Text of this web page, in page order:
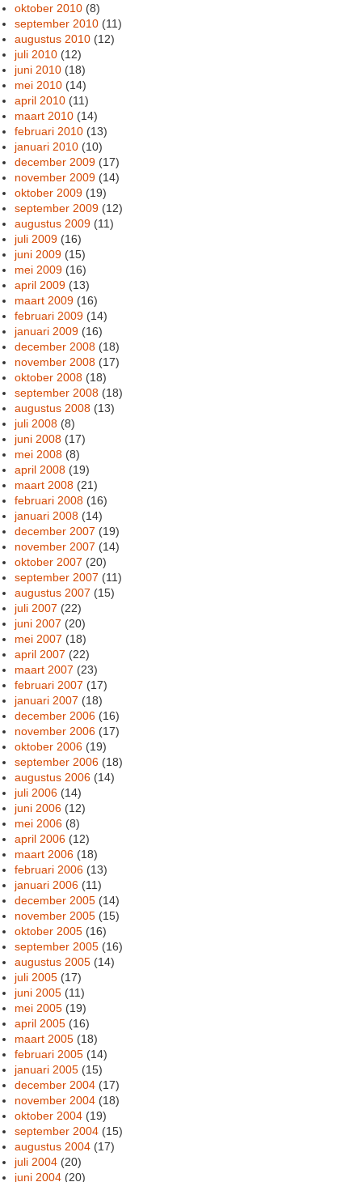
oktober 2010 (8)
september 2010 (11)
augustus 2010 (12)
juli 2010 (12)
juni 2010 (18)
mei 2010 (14)
april 2010 (11)
maart 2010 (14)
februari 2010 (13)
januari 2010 (10)
december 2009 (17)
november 2009 (14)
oktober 2009 (19)
september 2009 (12)
augustus 2009 (11)
juli 2009 (16)
juni 2009 (15)
mei 2009 (16)
april 2009 (13)
maart 2009 (16)
februari 2009 (14)
januari 2009 (16)
december 2008 (18)
november 2008 (17)
oktober 2008 (18)
september 2008 (18)
augustus 2008 (13)
juli 2008 (8)
juni 2008 (17)
mei 2008 (8)
april 2008 (19)
maart 2008 (21)
februari 2008 (16)
januari 2008 (14)
december 2007 (19)
november 2007 (14)
oktober 2007 (20)
september 2007 (11)
augustus 2007 (15)
juli 2007 (22)
juni 2007 (20)
mei 2007 (18)
april 2007 (22)
maart 2007 (23)
februari 2007 (17)
januari 2007 (18)
december 2006 (16)
november 2006 (17)
oktober 2006 (19)
september 2006 (18)
augustus 2006 (14)
juli 2006 (14)
juni 2006 (12)
mei 2006 (8)
april 2006 (12)
maart 2006 (18)
februari 2006 (13)
januari 2006 (11)
december 2005 (14)
november 2005 (15)
oktober 2005 (16)
september 2005 (16)
augustus 2005 (14)
juli 2005 (17)
juni 2005 (11)
mei 2005 (19)
april 2005 (16)
maart 2005 (18)
februari 2005 (14)
januari 2005 (15)
december 2004 (17)
november 2004 (18)
oktober 2004 (19)
september 2004 (15)
augustus 2004 (17)
juli 2004 (20)
juni 2004 (20)